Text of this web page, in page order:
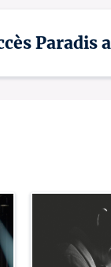
Paradis